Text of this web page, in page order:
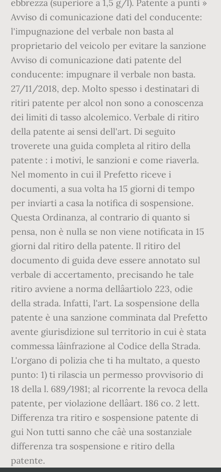
ebbrezza (superiore a 1,5 g/l). Patente a punti »
Avviso di comunicazione dati del conducente:
l'impugnazione del verbale non basta al
proprietario del veicolo per evitare la sanzione
Avviso di comunicazione dati patente del
conducente: impugnare il verbale non basta.
27/11/2018, dep. Molto spesso i destinatari di
ritiri patente per alcol non sono a conoscenza
dei limiti di tasso alcolemico. Verbale di ritiro
della patente ai sensi dell'art. Di seguito
troverete una guida completa al ritiro della
patente : i motivi, le sanzioni e come riaverla.
Nel momento in cui il Prefetto riceve i
documenti, a sua volta ha 15 giorni di tempo
per inviarti a casa la notifica di sospensione.
Questa Ordinanza, al contrario di quanto si
pensa, non è nulla se non viene notificata in 15
giorni dal ritiro della patente. Il ritiro del
documento di guida deve essere annotato sul
verbale di accertamento, precisando he tale
ritiro avviene a norma dellâartiolo 223, odie
della strada. Infatti, l'art. La sospensione della
patente è una sanzione comminata dal Prefetto
avente giurisdizione sul territorio in cui è stata
commessa lâinfrazione al Codice della Strada.
L'organo di polizia che ti ha multato, a questo
punto: 1) ti rilascia un permesso provvisorio di
18 della l. 689/1981; al ricorrente la revoca della
patente, per violazione dellâart. 186 co. 2 lett.
Differenza tra ritiro e sospensione patente di
gui Non tutti sanno che câè una sostanziale
differenza tra sospensione e ritiro della
patente.